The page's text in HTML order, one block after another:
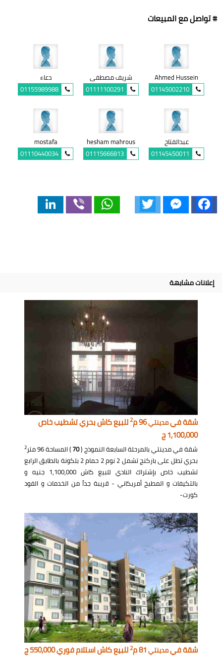
# تواصل مع المبيعات
Ahmed Hussein
01145002210
شريف مصطفى
01111100291
دعاء
01155989988
عبدالفتاح
01145450011
hesham mahrous
01115666813
mostafa
01110440034
Facebook
Messenger
Twitter
WhatsApp
Viber
LinkedIn
إعلانات مشابهة
شقة فيمدينتي96 م 2للبيع كاش بحري تشطيب خاص
1,100,000 ج
شقة في مدينتي بالمرحلة السابعة النموذج (70) المساحة 96 متر 2
بحري تطل على باركنج تشمل 2 نوم 2 حمام 2 بلكونة بالطابق الرابع
تشطيب خاص بإشتراك النادي للبيع كاش 1,100,000 جنيه و
بالتكيفات و المطبخ أمريكاني - قريبة جداً من الخدمات و الفود
كورت-
شقة فيمدينتي 2للبيع كاش استلام فوري 550,000 ج